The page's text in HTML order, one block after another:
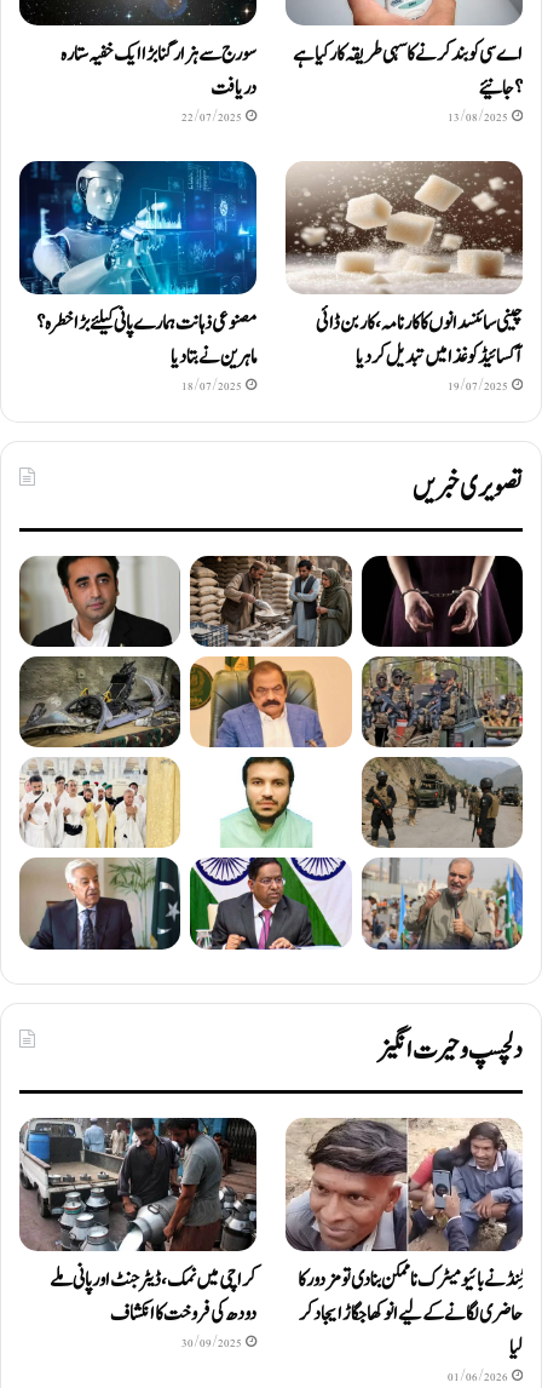
اے سی کو بند کرنے کا سہی طریقہ کار کیا ہے
؟ جانیئے
13/08/2025
سورج سے ہزار گنا بڑا ایک خفیہ ستارہ
دریافت
22/07/2025
چینی سائنسدانوں کا کارنامہ، کاربن ڈائی
آکسائیڈ کو غذا میں تبدیل کردیا
19/07/2025
مصنوعی ذہانت ہمارے پانی کیلئے بڑا خطرہ؟
ماہرین نے بتا دیا
18/07/2025
تصویری خبریں
دلچسپ و حیرت انگیز
ٹِنڈ نے بائیومیٹرک ناممکن بنا دی تو مزدور کا
حاضری لگانے کے لیے انوکھا جگاڑ ایجاد کر
لیا
01/06/2026
کراچی میں نمک، ڈیٹرجنٹ اور پانی ملے
دودھ کی فروخت کا انکشاف
30/09/2025